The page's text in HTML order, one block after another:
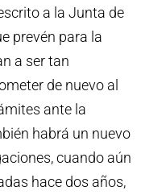
a la Junta de
prevén para la
a ser tan
de nuevo al
ante la
habrá un nuevo
cuando aún
hace dos años,